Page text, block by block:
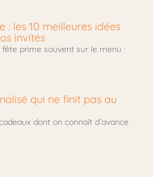
: les 10 meilleures idées
invités
prime souvent sur le menu :
qui ne finit pas au
dont on connaît d’avance